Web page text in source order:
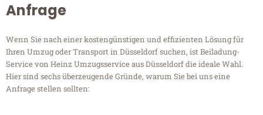
Anfrage
Wenn Sie nach einer kostengünstigen und effizienten Lösung für
Ihren Umzug oder Transport in Düsseldorf suchen, ist Beiladung-
Service von Heinz Umzugsservice aus Düsseldorf die ideale Wahl.
Hier sind sechs überzeugende Gründe, warum Sie bei uns eine
Anfrage stellen sollten: